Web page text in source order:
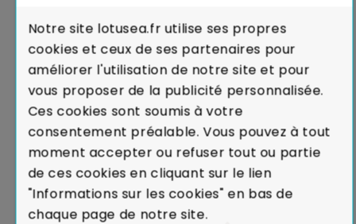
POUR VOTRE CUISINE
Publié dans: Tous les articles,Cuisine,Conseils
Afin de choisir de nouveaux tabourets de bar qui
correspondront parfaitement à votre cuisine il y a
trois caractéristiques principales à prendre en
compte : la hauteur de l'assise, l'utilisation et le
style / la couleur.
Lire la suite
Notre site lotusea.fr utilise ses propres
cookies et ceux de ses partenaires pour
améliorer l'utilisation de notre site et pour
vous proposer de la publicité personnalisée.
Ces cookies sont soumis à votre
consentement préalable. Vous pouvez à tout
moment accepter ou refuser tout ou partie
de ces cookies en cliquant sur le lien
"Informations sur les cookies" en bas de
chaque page de notre site.